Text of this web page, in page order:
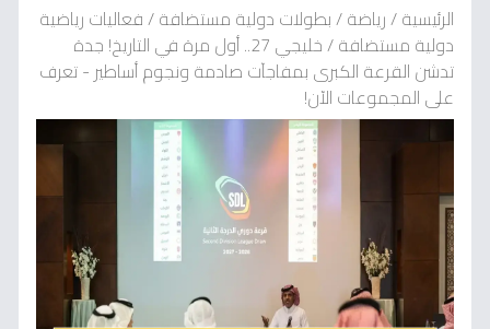
الرئيسية/رياضة/بطولات دولية مستضافة/فعاليات رياضية
دولية مستضافة/
خليجي 27.. أول مرة في التاريخ! جدة
تدشن القرعة الكبرى بمفاجآت صادمة ونجوم أساطير - تعرف
على المجموعات الآن!